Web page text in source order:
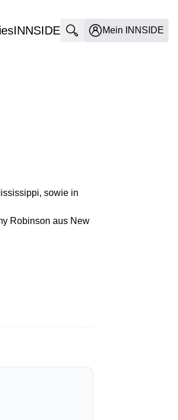
INNSIDE Suche öffnenMein INNSIDE
sowie in
Robinson aus New